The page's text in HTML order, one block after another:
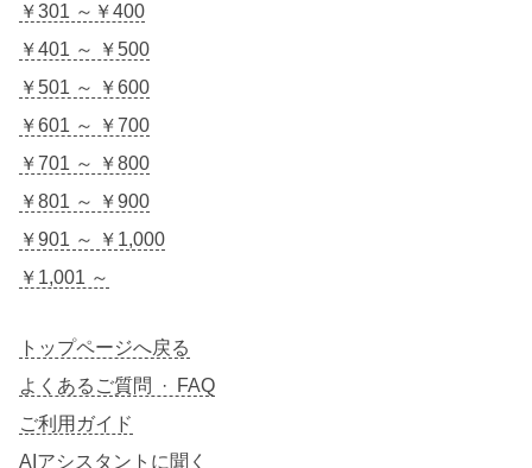
￥301 ～￥400
￥401 ～ ￥500
￥501 ～ ￥600
￥601 ～ ￥700
￥701 ～ ￥800
￥801 ～ ￥900
￥901 ～ ￥1,000
￥1,001 ～
トップページへ戻る
よくあるご質問 · FAQ
ご利用ガイド
AIアシスタントに聞く